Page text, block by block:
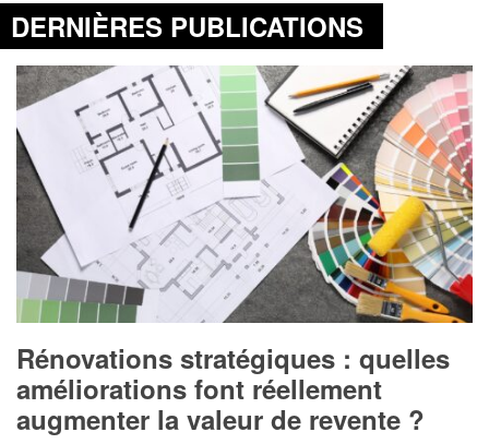
DERNIÈRES PUBLICATIONS
Rénovations stratégiques : quelles
améliorations font réellement
augmenter la valeur de revente ?